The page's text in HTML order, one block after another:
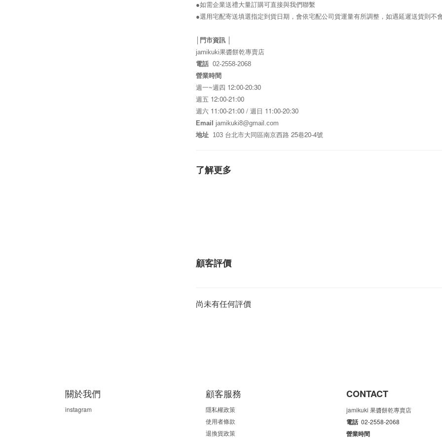
●如需企業送禮大量訂購可直接與我們聯繫
●選用宅配寄送填選指定到貨日期，會依宅配公司貨運量有所調整，如遇延遲送貨則不
│門市資訊 │
jamikuki果醬餅乾專賣店
電話 02-2558-2068
營業時間
週一~週四 12:00-20:30
週五 12:00-21:00
週六 11:00-21:00 / 週日 11:00-20:30
Email
jamikuki8@gmail.com
地址 103 台北市大同區南京西路 25巷20-4號
了解更多
顧客評價
尚未有任何評價
關於我們
instagram
顧客服務
隱私權政策
使用者條款
退換貨政策
CONTACT
jamikuki 果醬餅乾專賣店
電話 02-2558-2068
營業時間